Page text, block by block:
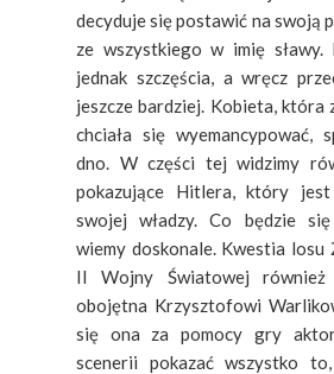
decyduje się postawić na swoją
ze wszystkiego w imię
jednak szczęścia, a wręcz
jeszcze bardziej. Kobieta, która
chciała się wyemancypować,
dno. W części tej widzimy
pokazujące Hitlera, który
swojej władzy. Co będzie
wiemy doskonale. Kwestia losu
II Wojny Światowej również
obojętna Krzysztofowi
się ona za pomocy gry
scenerii pokazać wszystko